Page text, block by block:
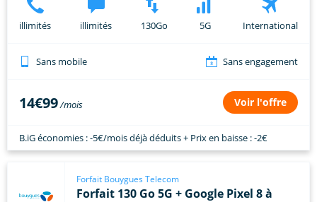
illimités illimités 130Go 5G International
Sans mobile Sans engagement
14€99 Voir l'offre
B.iG économies : -5€/mois déjà déduits + Prix en baisse : -2€
Forfait Bouygues Telecom
Forfait 130 Go 5G + Google Pixel 8 à